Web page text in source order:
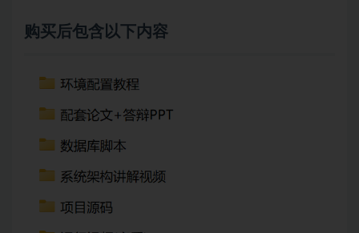
购买后包含以下内容